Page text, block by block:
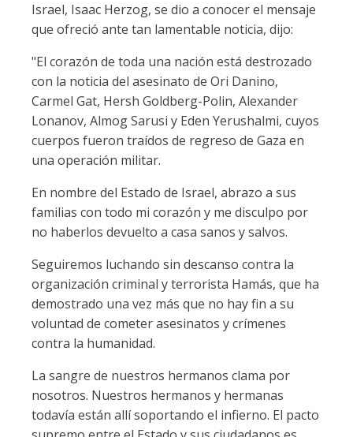
Israel, Isaac Herzog, se dio a conocer el mensaje
que ofreció ante tan lamentable noticia, dijo:
"El corazón de toda una nación está destrozado
con la noticia del asesinato de Ori Danino,
Carmel Gat, Hersh Goldberg-Polin, Alexander
Lonanov, Almog Sarusi y Eden Yerushalmi, cuyos
cuerpos fueron traídos de regreso de Gaza en
una operación militar.
En nombre del Estado de Israel, abrazo a sus
familias con todo mi corazón y me disculpo por
no haberlos devuelto a casa sanos y salvos.
Seguiremos luchando sin descanso contra la
organización criminal y terrorista Hamás, que ha
demostrado una vez más que no hay fin a su
voluntad de cometer asesinatos y crímenes
contra la humanidad.
La sangre de nuestros hermanos clama por
nosotros. Nuestros hermanos y hermanas
todavía están allí soportando el infierno. El pacto